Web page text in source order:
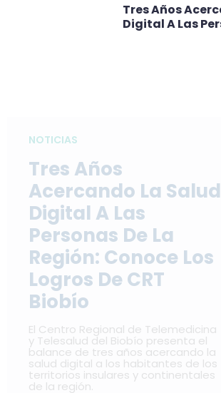
NOTICIAS
Tres Años
Acercando La Salud
Digital A Las
Personas De La
Región: Conoce Los
Logros De CRT
Biobío
El Centro Regional de Telemedicina
y Telesalud del Biobío presenta el
balance de tres años acercando la
salud digital a los habitantes de los
territorios insulares y continentales
de la región.
Tres Años
Digital A Las